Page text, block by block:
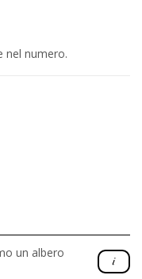
nel numero.
un albero